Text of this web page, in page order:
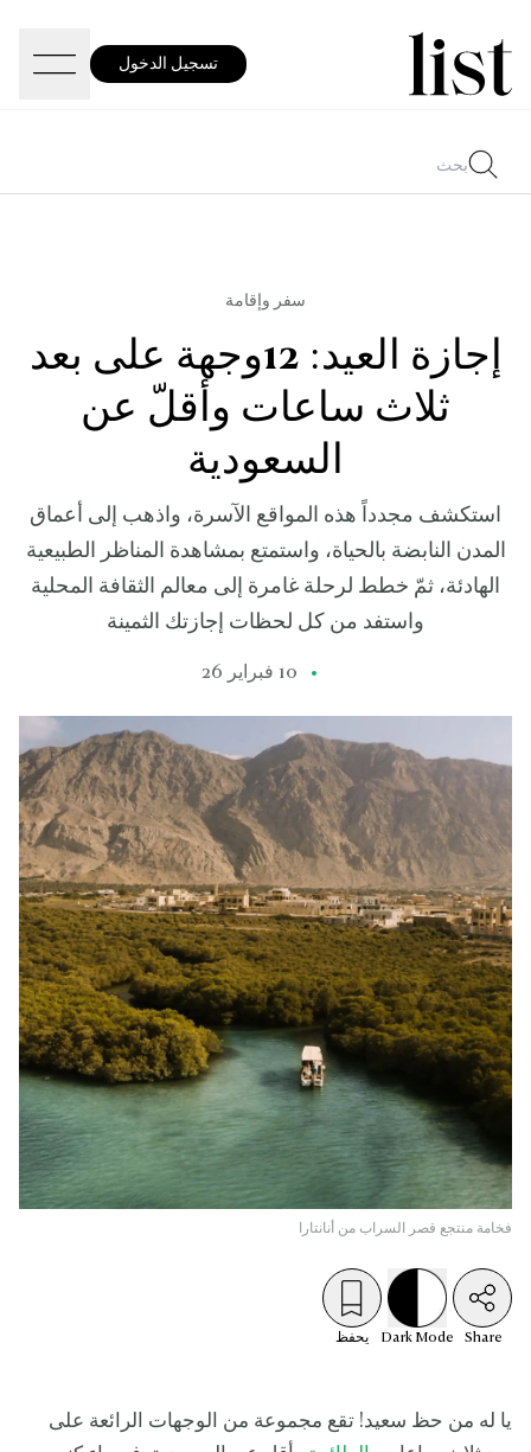
تسجيل الدخول
سفر وإقامة
إجازة العيد: 12وجهة على بعد
ثلاث ساعات وأقلّ عن
السعودية
استكشف مجدداً هذه المواقع الآسرة، واذهب إلى أعماق
المدن النابضة بالحياة، واستمتع بمشاهدة المناظر الطبيعية
الهادئة، ثمّ خطط لرحلة غامرة إلى معالم الثقافة المحلية
واستفد من كل لحظات إجازتك الثمينة
10 فبراير 26
فخامة منتجع قصر السراب من أنانتارا
Share
Dark Mode يحفظ
يا له من حظ سعيد! تقع مجموعة من الوجهات الرائعة على